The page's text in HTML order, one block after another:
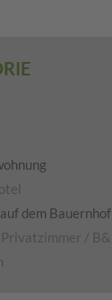
dem Bauernhof
/